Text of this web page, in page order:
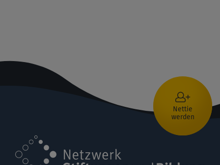
Nettie
werden